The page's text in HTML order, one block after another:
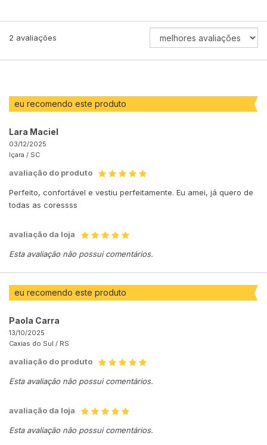
2 avaliações
ORDENAR
AVALIAÇÕES
eu recomendo este produto
Lara Maciel
03/12/2025
Içara / SC
avaliação do produto
Perfeito, confortável e vestiu perfeitamente. Eu amei, já quero de
todas as coressss
avaliação da loja
Esta avaliação não possui comentários.
eu recomendo este produto
Paola Carra
13/10/2025
Caxias do Sul / RS
avaliação do produto
Esta avaliação não possui comentários.
avaliação da loja
Esta avaliação não possui comentários.